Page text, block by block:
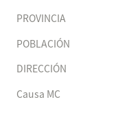
PROVINCIA
POBLACIÓN
DIRECCIÓN
Causa MC